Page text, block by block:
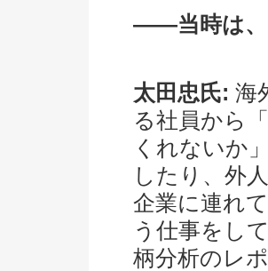
――当時は、
太田忠氏: 海
る社員から
くれないか
したり、外
企業に連れ
う仕事をし
柄分析のレ